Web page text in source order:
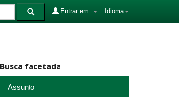
Idioma
Entrar em:
Busca facetada
Assunto